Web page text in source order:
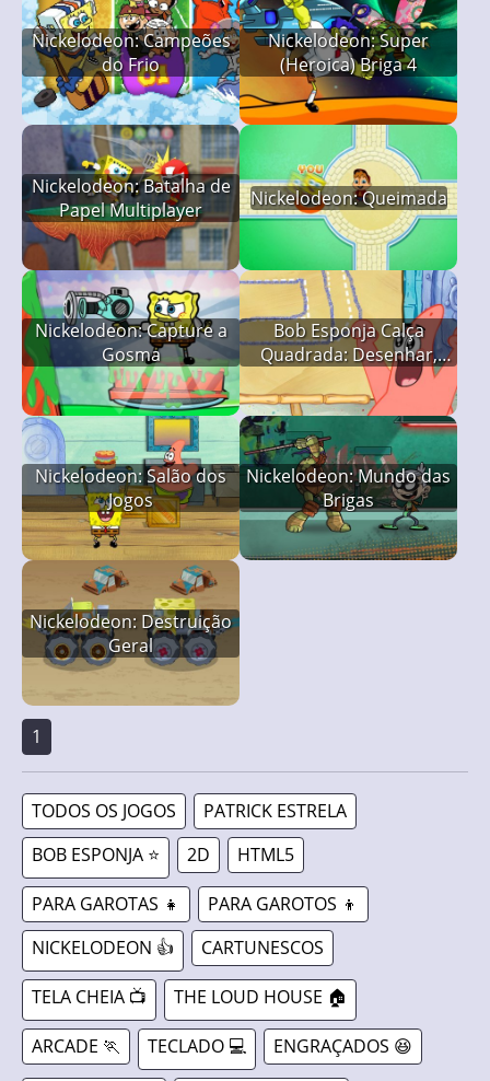
Nickelodeon: Campeões
do Frio
Nickelodeon: Super
(Heroica) Briga 4
Nickelodeon: Batalha de
Papel Multiplayer
Nickelodeon: Queimada
Nickelodeon: Capture a
Gosma
Bob Esponja Calça
Quadrada: Desenhar,
Adivinhe
Nickelodeon: Salão dos
Jogos
Nickelodeon: Mundo das
Brigas
Nickelodeon: Destruição
Geral
1
TODOS OS JOGOS
PATRICK ESTRELA
BOB ESPONJA ⭐
2D HTML5
PARA GAROTAS 👧
PARA GAROTOS 👦
NICKELODEON 👍
CARTUNESCOS
TELA CHEIA 📺 THE LOUD HOUSE 🏠
ARCADE 🏃 TECLADO 💻 ENGRAÇADOS 😆